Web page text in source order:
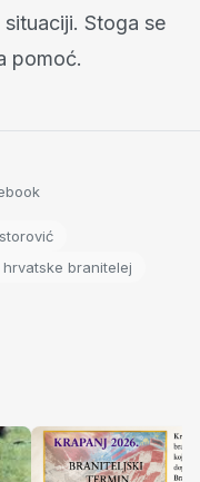
Stoga se
pomoć.
branitelej